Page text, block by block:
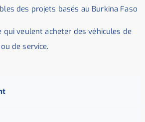
des projets basés au Burkina Faso
qui veulent acheter des véhicules de
de service.